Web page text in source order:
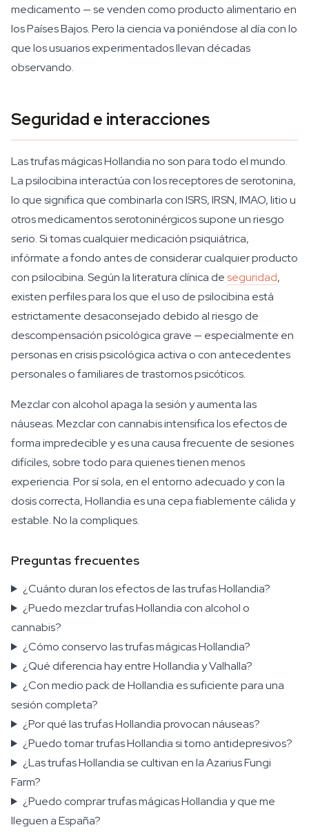
medicamento — se venden como producto alimentario en
los Países Bajos. Pero la ciencia va poniéndose al día con lo
que los usuarios experimentados llevan décadas
observando.
Seguridad e interacciones
Las trufas mágicas Hollandia no son para todo el mundo.
La psilocibina interactúa con los receptores de serotonina,
lo que significa que combinarla con ISRS, IRSN, IMAO, litio u
otros medicamentos serotoninérgicos supone un riesgo
serio. Si tomas cualquier medicación psiquiátrica,
infórmate a fondo antes de considerar cualquier producto
con psilocibina. Según la literatura clínica deseguridad,
existen perfiles para los que el uso de psilocibina está
estrictamente desaconsejado debido al riesgo de
descompensación psicológica grave — especialmente en
personas en crisis psicológica activa o con antecedentes
personales o familiares de trastornos psicóticos.
Mezclar con alcohol apaga la sesión y aumenta las
náuseas. Mezclar con cannabis intensifica los efectos de
forma impredecible y es una causa frecuente de sesiones
difíciles, sobre todo para quienes tienen menos
experiencia. Por sí sola, en el entorno adecuado y con la
dosis correcta, Hollandia es una cepa fiablemente cálida y
estable. No la compliques.
Preguntas frecuentes
¿Cuánto duran los efectos de las trufas Hollandia?
¿Puedo mezclar trufas Hollandia con alcohol o
cannabis?
¿Cómo conservo las trufas mágicas Hollandia?
¿Qué diferencia hay entre Hollandia y Valhalla?
¿Con medio pack de Hollandia es suficiente para una
sesión completa?
¿Por qué las trufas Hollandia provocan náuseas?
¿Puedo tomar trufas Hollandia si tomo antidepresivos?
¿Las trufas Hollandia se cultivan en la Azarius Fungi
Farm?
¿Puedo comprar trufas mágicas Hollandia y que me
lleguen a España?